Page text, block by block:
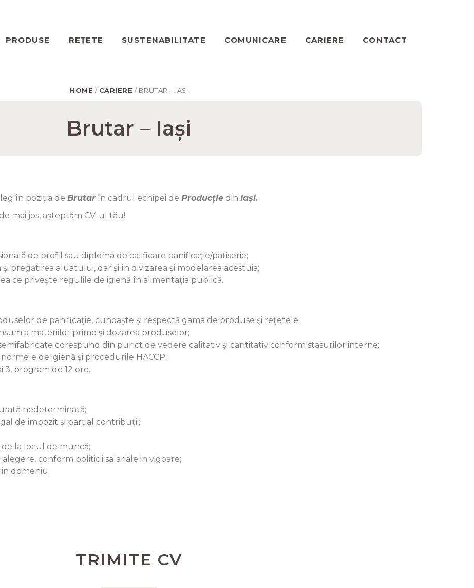
PRODUSE REȚETE SUSTENABILITATE COMUNICARE CARIERE CONTACT
HOME / CARIERE / BRUTAR – IAȘI
Brutar – Iași
în poziția de Brutarîn cadrul echipei de Producție din Iași.
mai jos, așteptăm CV-ul tău!
de profil sau diploma de calificare panificaţie/patiserie;
pregătirea aluatului, dar şi în divizarea şi modelarea acestuia;
ce priveşte regulile de igienă în alimentaţia publică.
de panificaţie, cunoaşte şi respectă gama de produse şi reţetele;
a materiilor prime şi dozarea produselor;
corespund din punct de vedere calitativ şi cantitativ conform stasurilor interne;
de igienă şi procedurile HACCP;
3, program de 12 ore.
nedeterminatǎ;
de impozit și parțial contribuții;
la locul de muncǎ;
conform politicii salariale in vigoare;
domeniu.
TRIMITE CV